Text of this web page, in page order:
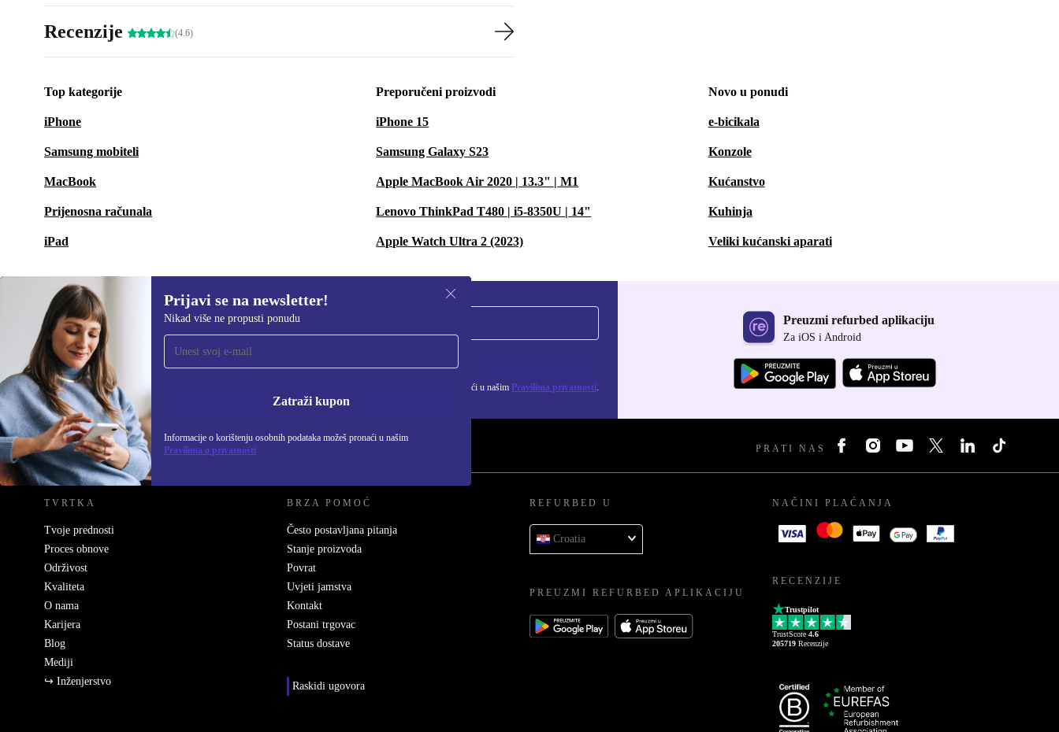
Recenzije (4.6)
Top kategorije
iPhone
Samsung mobiteli
MacBook
Prijenosna računala
iPad
Preporučeni proizvodi
iPhone 15
Samsung Galaxy S23
Apple MacBook Air 2020 | 13.3" | M1
Lenovo ThinkPad T480 | i5-8350U | 14"
Apple Watch Ultra 2 (2023)
Novo u ponudi
e-bicikala
Konzole
Kućanstvo
Kuhinja
Veliki kućanski aparati
Prijavi se na newsletter!
Nikad više ne propusti ponudu
Zatraži kupon
Informacije o korištenju osobnih podataka možeš pronaći u našim
Pravilima o privatnosti
Prijavi se na newsletter!
Nikad više ne propusti ponudu. Zatraži kupon
Informacije o korištenju osobnih podataka možeš pronaći u našim Pravilima privatnosti.
Preuzmi refurbed aplikaciju
Za iOS i Android
REFURBED HRVATSKA - RETHINK NEW. PRATI NAS
TVRTKA
Tvoje prednosti
Proces obnove
Održivost
Kvaliteta
O nama
Karijera
Blog
Mediji
↪ Inženjerstvo
BRZA POMOĆ
Često postavljana pitanja
Stanje proizvoda
Povrat
Uvjeti jamstva
Kontakt
Postani trgovac
Status dostave
Raskidi ugovora
REFURBED U
Croatia
PREUZMI REFURBED APLIKACIJU
NAČINI PLAĆANJA
RECENZIJE
Trustpilot
TrustScore 4.6
205719 Recenzije